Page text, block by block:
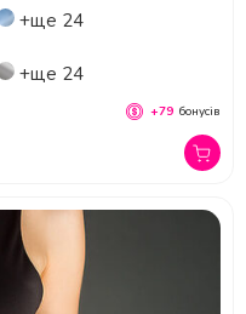
+ще 24
+ще 24
+79 бонусів